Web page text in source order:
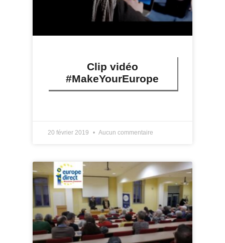
Clip vidéo
#MakeYourEurope
20 février 2019 Aucun commentaire